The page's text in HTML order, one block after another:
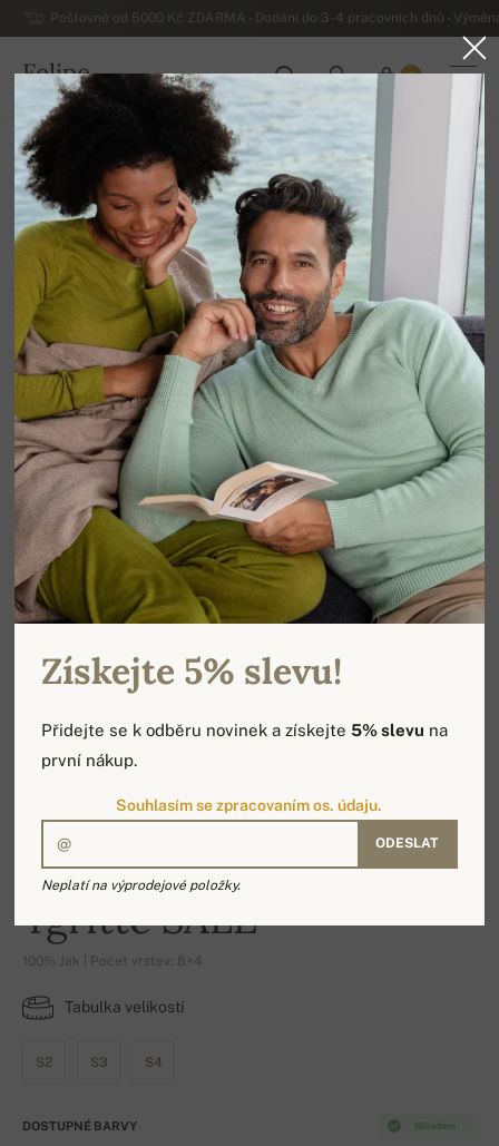
Poštovné od 5000 Kč ZDARMA - Dodání do 3-4 pracovních dnů -
Felipe
ČESKO
0
Domů
-16%
Ygritte SALE
100% Jak | Počet vrstev: 8+4
Tabulka velikostí
S2 S3 S4
Skladem
DOSTUPNÉ BARVY
Získejte 5% slevu!
Přidejte se k odběru novinek a získejte5% slevu na
první nákup.
Souhlasím se zpracovaním os. údaju.
ODESLAT
Neplatí na výprodejové položky.